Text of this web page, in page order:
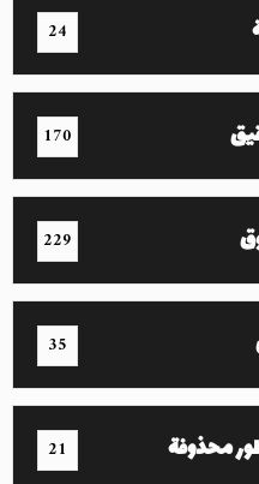
24
170
229
35
محذوفة 21